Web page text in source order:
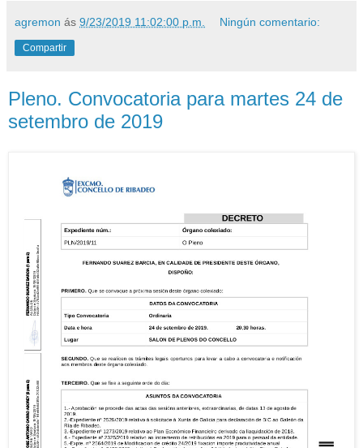
agremon ás 9/23/2019 11:02:00 p.m. Ningún comentario:
Compartir
Pleno. Convocatoria para martes 24 de
setembro de 2019